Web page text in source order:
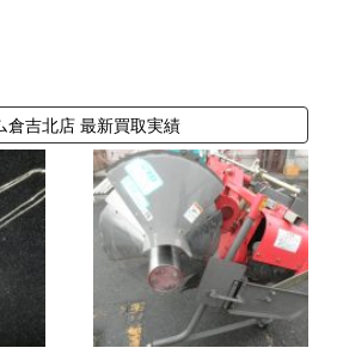
倉吉北店 最新買取実績